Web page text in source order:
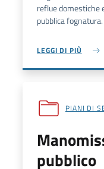
reflue domestiche
pubblica fognatura.
LEGGI DI PIÙ
PIANI DI
pubblico